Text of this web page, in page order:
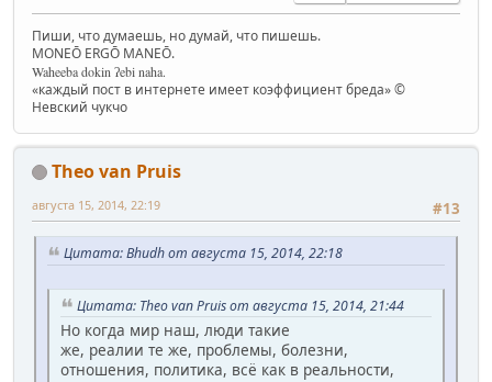
Пиши, что думаешь, но думай, что пишешь.
MONEŌ ERGŌ MANEŌ.
Waheeba dokin ʔebi naha.
«каждый пост в интернете имеет коэффициент бреда» ©
Невский чукчо
Theo van Pruis
#13
августа 15, 2014, 22:19
Цитата: Bhudh от августа 15, 2014, 22:18
Цитата: Theo van Pruis от августа 15, 2014, 21:44
Но когда мир наш, люди такие
же, реалии те же, проблемы, болезни,
отношения, политика, всё как в реальности,